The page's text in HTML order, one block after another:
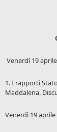
Venerdì 19
1. I rapporti
Maddalena.
Venerdì 19 aprile